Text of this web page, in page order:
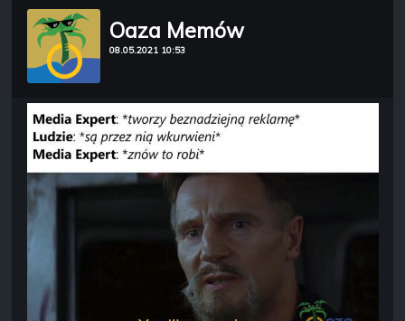
Oaza Memów
08.05.2021 10:53